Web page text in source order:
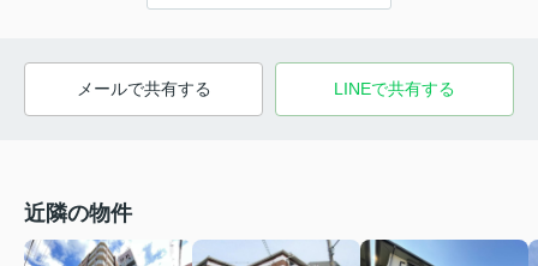
メールで共有する LINEで共有する
近隣の物件